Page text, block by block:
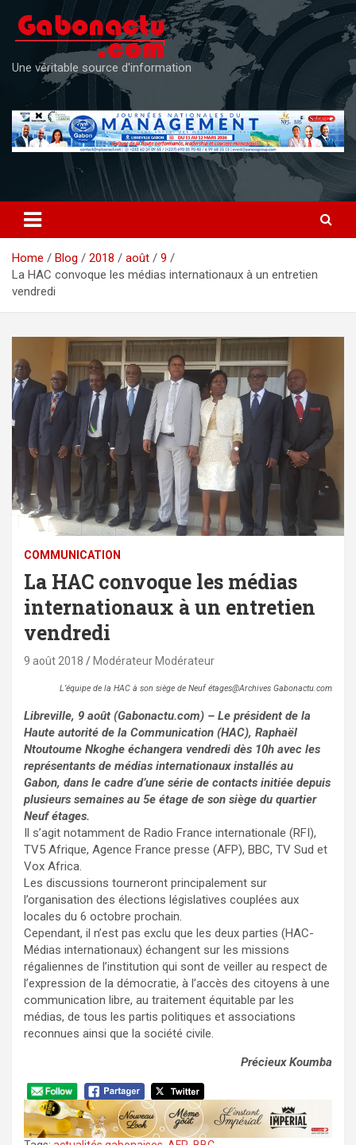
content
Une véritable source d'information
Home Blog 2018 août
9
La HAC convoque les médias internationaux à un entretien
vendredi
COMMUNICATION
La HAC convoque les médias
internationaux à un entretien
vendredi
9 août 2018 Modérateur Modérateur
L’équipe de la HAC à son siège de Neuf étages@Archives Gabonactu.com
Libreville, 9 août (Gabonactu.com) – Le président de la
Haute autorité de la Communication (HAC), Raphaël
Ntoutoume Nkoghe échangera vendredi dès 10h avec les
représentants de médias internationaux installés au
Gabon, dans le cadre d’une série de contacts initiée depuis
plusieurs semaines au 5e étage de son siège du quartier
Neuf étages.
Il s’agit notamment de Radio France internationale (RFI),
TV5 Afrique, Agence France presse (AFP), BBC, TV Sud et
Vox Africa.
Les discussions tourneront principalement sur
l’organisation des élections législatives couplées aux
locales du 6 octobre prochain.
Cependant, il n’est pas exclu que les deux parties (HAC-
Médias internationaux) échangent sur les missions
régaliennes de l’institution qui sont de veiller au respect de
l’expression de la démocratie, à l’accès des citoyens à une
communication libre, au traitement équitable par les
médias, de tous les partis politiques et associations
reconnues ainsi que la société civile.
Précieux Koumba